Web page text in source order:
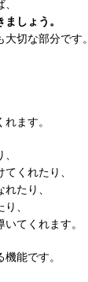
しょう。
切な部分です。
ます。
くれたり、
たり、
、
てくれます。
能です。